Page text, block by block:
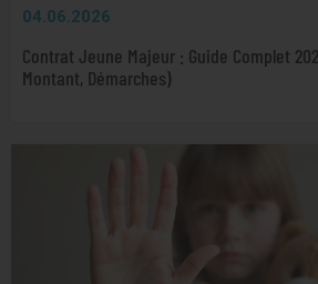
04.06.2026
Contrat Jeune Majeur : Guide Complet
Montant, Démarches)